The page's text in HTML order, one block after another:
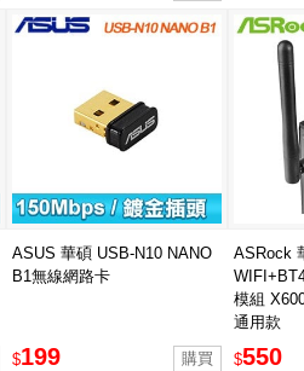
ASUS 華碩 USB-N10 NANO
B1無線網路卡
$199
ASRock
模組
通用款
$550